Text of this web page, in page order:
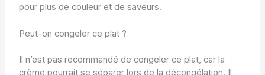
pour plus de couleur et de saveurs.
Peut-on congeler ce plat ?
Il n’est pas recommandé de congeler ce plat, car la
crème pourrait se séparer lors de la décongélation. Il